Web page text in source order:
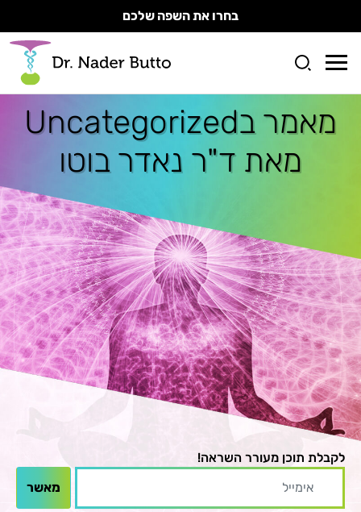
בחרו את השפה שלכם
מאמר בUncategorized
מאת ד"ר נאדר בוטו
לקבלת תוכן מעורר השראה!